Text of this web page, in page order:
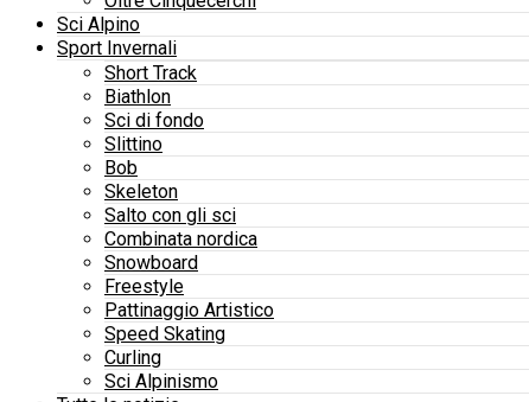
Sci Alpino
Sport Invernali
Short Track
Biathlon
Sci di fondo
Slittino
Bob
Skeleton
Salto con gli sci
Combinata nordica
Snowboard
Freestyle
Pattinaggio Artistico
Speed Skating
Curling
Sci Alpinismo